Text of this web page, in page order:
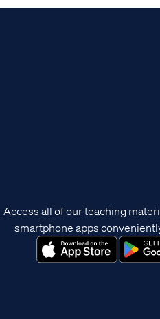
Access all of our teaching
smartphone apps